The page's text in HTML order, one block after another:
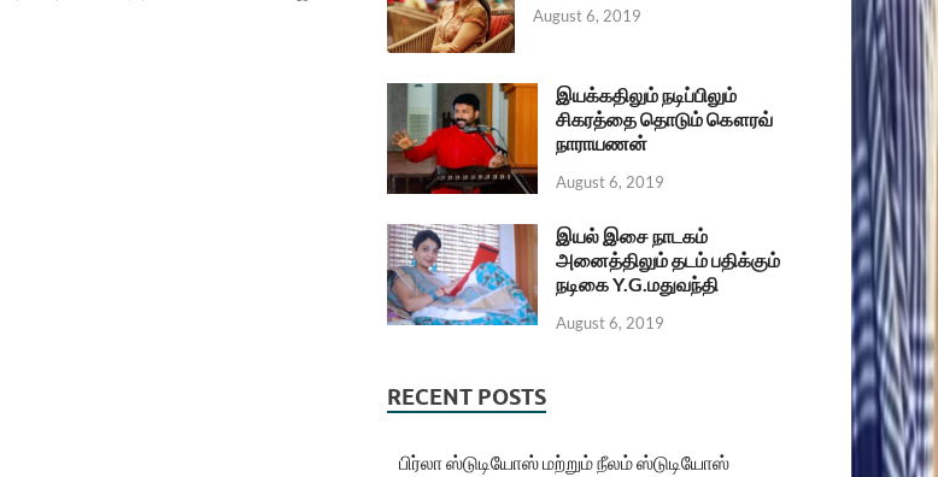
August 6, 2019
இயக்கதிலும் நடிப்பிலும்
சிகரத்தை தொடும் கௌரவ்
நாராயணன்
August 6, 2019
இயல் இசை நாடகம்
அனைத்திலும் தடம் பதிக்கும்
நடிகை Y.G.மதுவந்தி
August 6, 2019
RECENT POSTS
பிர்லா ஸ்டுடியோஸ் மற்றும் நீலம் ஸ்டுடியோஸ்